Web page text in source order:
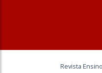
Revista